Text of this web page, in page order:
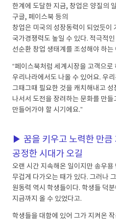
한계에 도달한 지금, 창업은 양질의
구글, 페이스북 등의
창업은 미국의 성장동력이 되었듯이
국가경쟁력도 높일 수 있다. 적극적
선순환 창업 생태계를 조성해야 하는
“페이스북처럼 세계시장을 고객으로
우리나라에서도 나올 수 있어요. 우
그때그때 필요한 것을 캐치해내고
나서서 도전을 장려하는 문화를 만
만들어가야 할 시기에요.”
▶ 꿈을 키우고 노력한 만큼
공정한 시대가 오길
오랜 시간 지속해온 일이지만 송우용
무겁게 다가오는 때가 있다. 그러나
원동력 역시 학생들이다. 학생들 덕
지금까지 올 수 있었다고.
학생들을 대함에 있어 그가 지켜온